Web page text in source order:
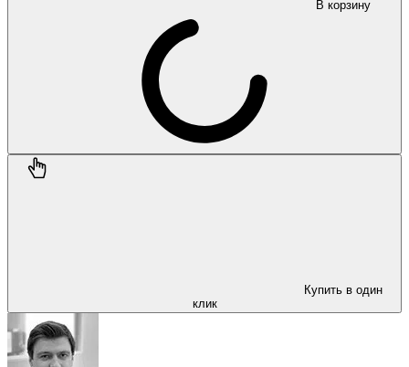
В корзину
Купить в один
клик